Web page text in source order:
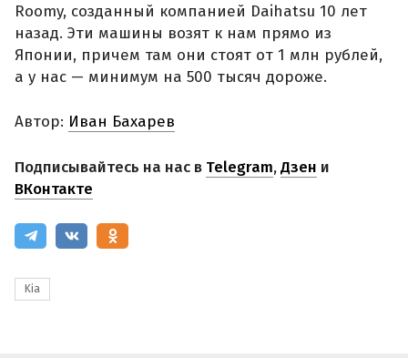
Roomy, созданный компанией Daihatsu 10 лет
назад. Эти машины возят к нам прямо из
Японии, причем там они стоят от 1 млн рублей,
а у нас — минимум на 500 тысяч дороже.
Автор: Иван Бахарев
Подписывайтесь на нас в Telegram,Дзен и
ВКонтакте
Kia